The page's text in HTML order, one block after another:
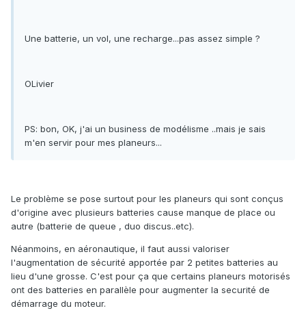
Une batterie, un vol, une recharge...pas assez simple ?
OLivier
PS: bon, OK, j'ai un business de modélisme ..mais je sais
m'en servir pour mes planeurs...
Le problème se pose surtout pour les planeurs qui sont conçus
d'origine avec plusieurs batteries cause manque de place ou
autre (batterie de queue , duo discus..etc).
Néanmoins, en aéronautique, il faut aussi valoriser
l'augmentation de sécurité apportée par 2 petites batteries au
lieu d'une grosse. C'est pour ça que certains planeurs motorisés
ont des batteries en parallèle pour augmenter la securité de
démarrage du moteur.